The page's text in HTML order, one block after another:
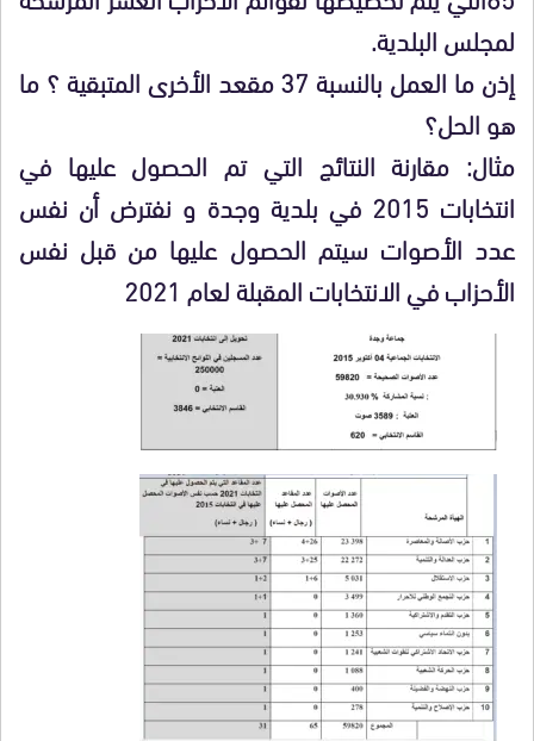
لمجلس البلدية.
إذن ما العمل بالنسبة 37 مقعد الأخرى المتبقية ؟ ما
هو الحل؟
مثال: مقارنة النتائج التي تم الحصول عليها في
انتخابات 2015 في بلدية وجدة و نفترض أن نفس
عدد الأصوات سيتم الحصول عليها من قبل نفس
الأحزاب في الانتخابات المقبلة لعام 2021